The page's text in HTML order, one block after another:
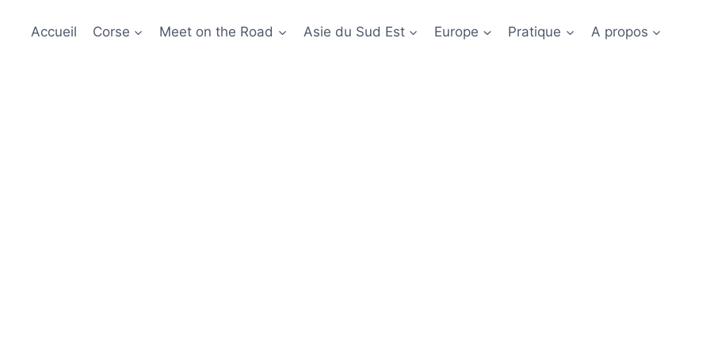
Accueil Corse Meet on the Road Asie du Sud Est Europe Pratique A propos